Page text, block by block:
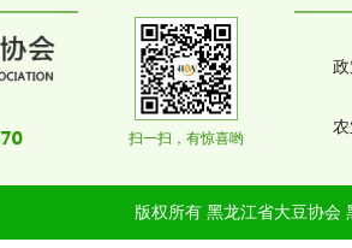
扫一扫，有惊喜哟
版权所有 黑龙江省大豆协会